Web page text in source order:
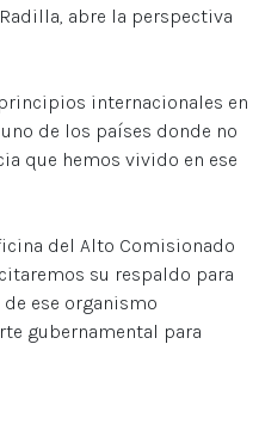
abre la perspectiva
internacionales en
de los países donde no
que hemos vivido en ese
del Alto Comisionado
su respaldo para
ese organismo
gubernamental para